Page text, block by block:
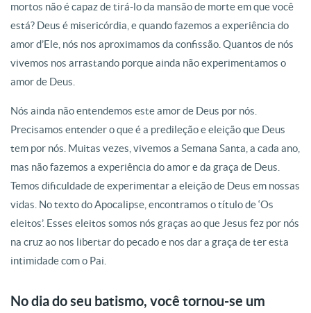
mortos não é capaz de tirá-lo da mansão de morte em que você
está? Deus é misericórdia, e quando fazemos a experiência do
amor d’Ele, nós nos aproximamos da confissão. Quantos de nós
vivemos nos arrastando porque ainda não experimentamos o
amor de Deus.
Nós ainda não entendemos este amor de Deus por nós.
Precisamos entender o que é a predileção e eleição que Deus
tem por nós. Muitas vezes, vivemos a Semana Santa, a cada ano,
mas não fazemos a experiência do amor e da graça de Deus.
Temos dificuldade de experimentar a eleição de Deus em nossas
vidas. No texto do Apocalipse, encontramos o título de ‘Os
eleitos’. Esses eleitos somos nós graças ao que Jesus fez por nós
na cruz ao nos libertar do pecado e nos dar a graça de ter esta
intimidade com o Pai.
No dia do seu batismo, você tornou-se um